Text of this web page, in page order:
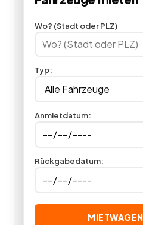
Stretchlimousine mieten für eine
Ereignis können Sie auf Miet24
Stretchlimousine mieten.82
Wo? (Stadt oder PLZ)
Typ:
Anmietdatum:
Rückgabedatum: